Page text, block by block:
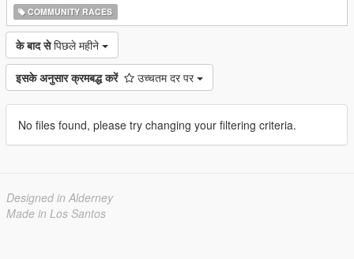
COMMUNITY RACES
के बाद से पिछले महीने
इसके अनुसार क्रमबद्ध करें उच्चतम दर पर
No files found, please try changing your filtering criteria.
Designed in Alderney
Made in Los Santos